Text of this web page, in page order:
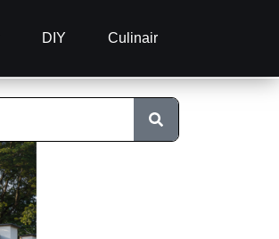
DIY Culinair